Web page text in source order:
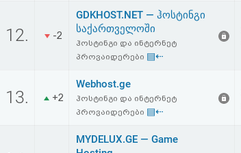
12. -2
GDKHOST.NET — ჰოსტინგი
საქართველოში
ჰოსტინგი და ინტერნეტ
პროვაიდერები ▤⇠
13. +2
Webhost.ge
ჰოსტინგი და ინტერნეტ
პროვაიდერები ▤⇠
MYDELUX.GE — Game